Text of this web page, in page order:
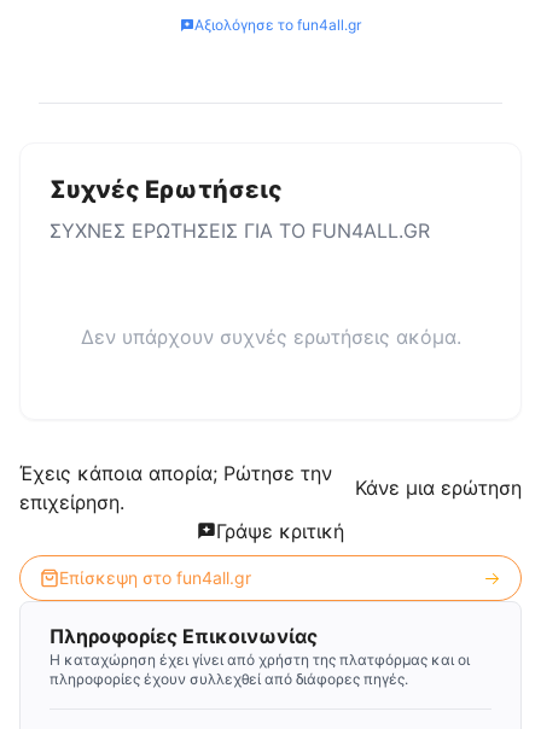
Αξιολόγησε το fun4all.gr
Συχνές Ερωτήσεις
ΣΥΧΝΕΣ ΕΡΩΤΗΣΕΙΣ ΓΙΑ ΤΟ FUN4ALL.GR
Δεν υπάρχουν συχνές ερωτήσεις ακόμα.
Έχεις κάποια απορία; Ρώτησε την
επιχείρηση.
Κάνε μια ερώτηση
Γράψε κριτική
Επίσκεψη στο fun4all.gr
Πληροφορίες Επικοινωνίας
Η καταχώρηση έχει γίνει από χρήστη της πλατφόρμας και οι
πληροφορίες έχουν συλλεχθεί από διάφορες πηγές.